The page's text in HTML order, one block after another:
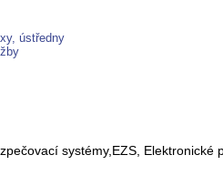
ústředny
systémy,EZS, Elektronické